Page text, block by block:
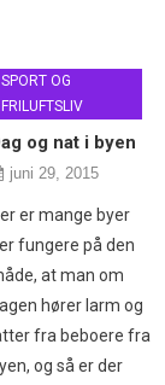
SPORT OG
FRILUFTSLIV
og nat i byen
juni 29, 2015
er mange byer
fungere på den
at man om
hører larm og
fra beboere fra
og så er der